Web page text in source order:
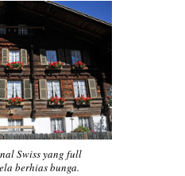
Swiss yang full
berhias bunga.